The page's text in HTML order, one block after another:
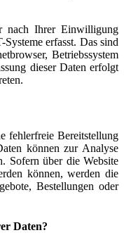
nach Ihrer Einwilligung
erfasst. Das sind
Betriebssystem
dieser Daten erfolgt
fehlerfreie Bereitstellung
können zur Analyse
Sofern über die Website
können, werden die
Bestellungen oder
Daten?